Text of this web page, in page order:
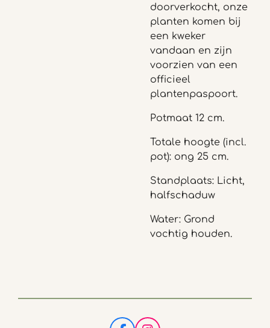
doorverkocht, onze
planten komen bij
een kweker
vandaan en zijn
voorzien van een
officieel
plantenpaspoort.
Potmaat 12 cm.
Totale hoogte (incl.
pot): ong 25 cm.
Standplaats: Licht,
halfschaduw
Water: Grond
vochtig houden.